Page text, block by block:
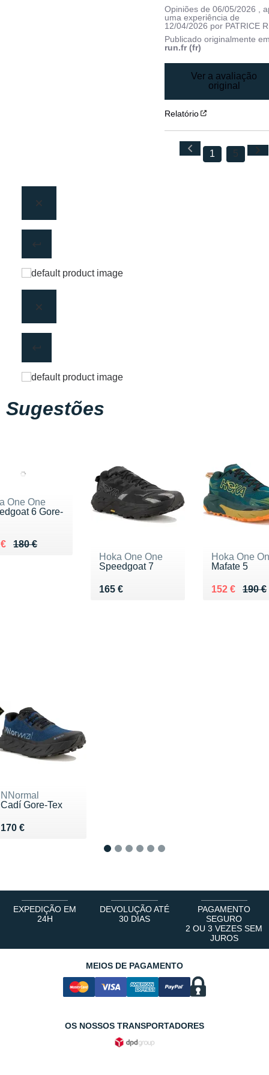
Opiniões de06/05/2026
,
uma experiência de
12/04/2026 por PATRICE
Publicado originalmente
run.fr (fr)
Ver a avaliação
original
Relatório
1 5
Sugestões
One One
6 Gore-
180 €
de 180 €
123 €
Hoka One One
Speedgoat 7
165 €
Vendu 165 €
Hoka One
Mafate 5
190 €
Au lieu de
152 €
Vendu 152 €
NNormal
Cadí Gore-Tex
170 €
Vendu 170 €
EXPEDIÇÃO EM
24H
DEVOLUÇÃO ATÉ
30 DIAS
PAGAMENTO
SEGURO
2 OU 3 VEZES SEM
JUROS
MEIOS DE PAGAMENTO
OS NOSSOS TRANSPORTADORES